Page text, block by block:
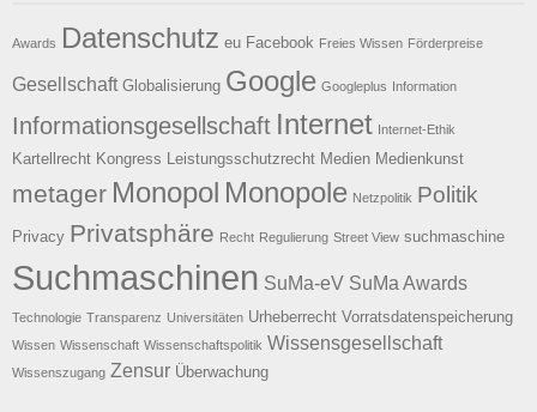
Awards Datenschutz eu Facebook Freies Wissen Förderpreise
Gesellschaft Globalisierung Google Googleplus Information
Informationsgesellschaft Internet Internet-Ethik
Kartellrecht Kongress Leistungsschutzrecht Medien Medienkunst
metager Monopol Monopole Netzpolitik Politik
Privacy Privatsphäre Recht Regulierung Street View suchmaschine
Suchmaschinen SuMa-eV SuMa Awards
Technologie Transparenz Universitäten Urheberrecht Vorratsdatenspeicherung
Wissen Wissenschaft Wissenschaftspolitik Wissensgesellschaft
Wissenszugang Zensur Überwachung